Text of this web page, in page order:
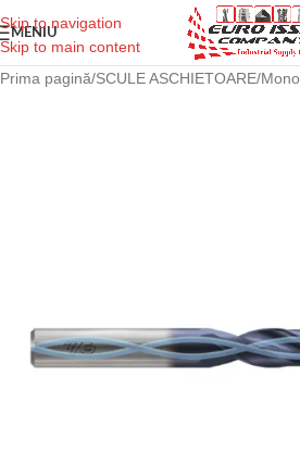
Skip to navigation
Skip to main content
MENIU
Prima pagină/SCULE ASCHIETOARE/